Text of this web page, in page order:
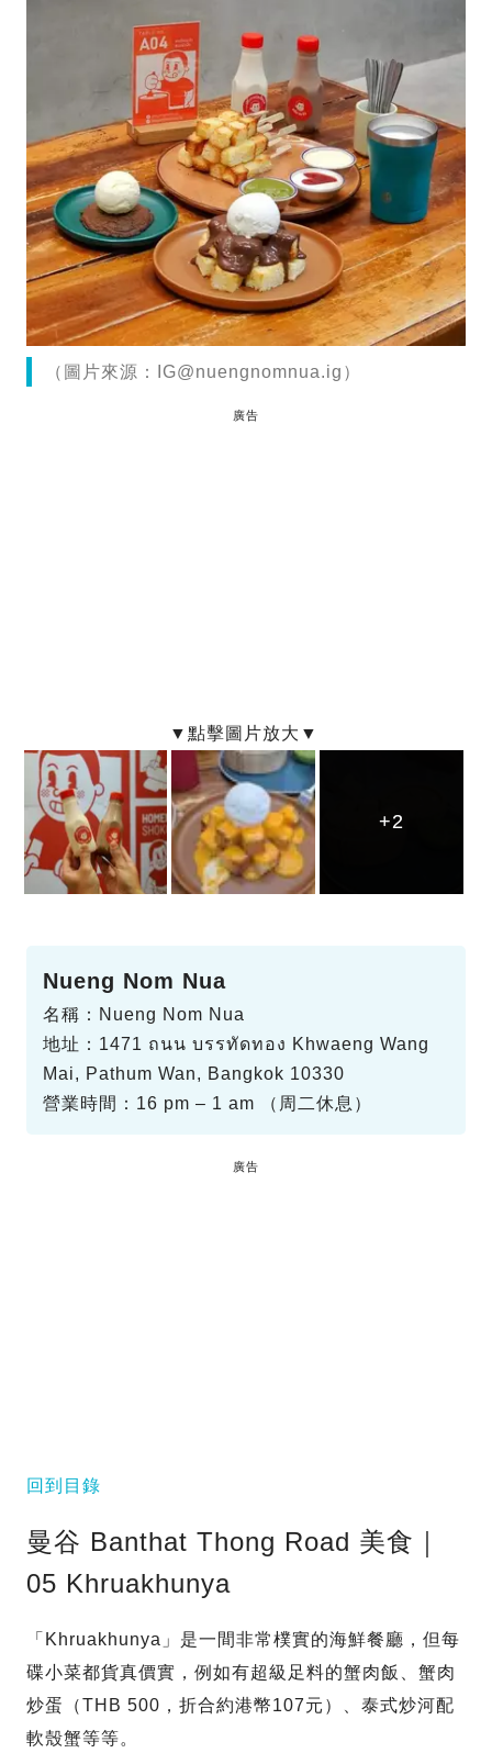
（圖片來源： IG@nuengnomnua.ig ）
廣告
+2
+2
+2
Nueng Nom Nua
名稱：Nueng Nom Nua
地址：1471 ถนน บรรทัดทอง Khwaeng Wang
Mai, Pathum Wan, Bangkok 10330
營業時間：16 pm – 1 am （周二休息）
廣告
回到目錄
曼谷 Banthat Thong Road 美食｜
05 Khruakhunya
「Khruakhunya」是一間非常樸實的海鮮餐廳，但每
碟小菜都貨真價實，例如有超級足料的蟹肉飯、蟹肉
炒蛋（THB 500，折合約港幣107元）、泰式炒河配
軟殼蟹等等。